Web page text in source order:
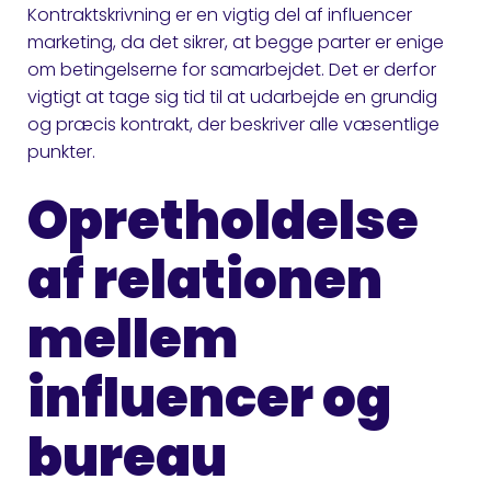
Kontraktskrivning er en vigtig del af influencer
marketing, da det sikrer, at begge parter er enige
om betingelserne for samarbejdet. Det er derfor
vigtigt at tage sig tid til at udarbejde en grundig
og præcis kontrakt, der beskriver alle væsentlige
punkter.
Opretholdelse
af relationen
mellem
influencer og
bureau